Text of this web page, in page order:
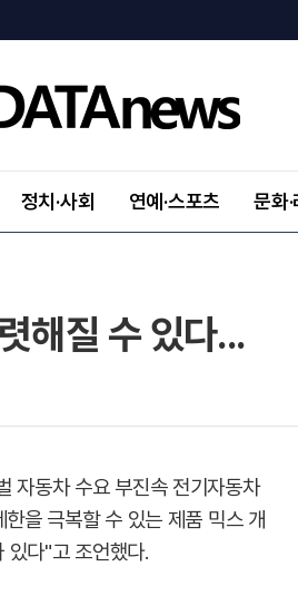
정치·사회 연예·스포츠 문화
해질 수 있다...
자동차 수요 부진속 전기자동차
을 극복할 수 있는 제품 믹스 개
있다"고 조언했다.